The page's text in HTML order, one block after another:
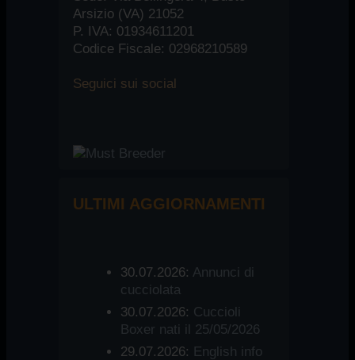
Arsizio (VA) 21052
P. IVA: 01934611201
Codice Fiscale: 02968210589
Seguici sui social
ULTIMI AGGIORNAMENTI
30.07.2026: Annunci di
cucciolata
30.07.2026: Cuccioli
Boxer nati il 25/05/2026
29.07.2026: English info